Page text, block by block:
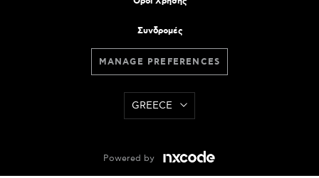
Συνδρομές
MANAGE PREFERENCES
GREECE
Powered by